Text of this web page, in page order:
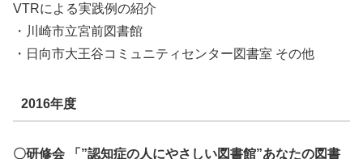
VTRによる実践例の紹介
・川崎市立宮前図書館
・日向市大王谷コミュニティセンター図書室 その他
2016年度
〇研修会 「”認知症の人にやさしい図書館”あなたの図書